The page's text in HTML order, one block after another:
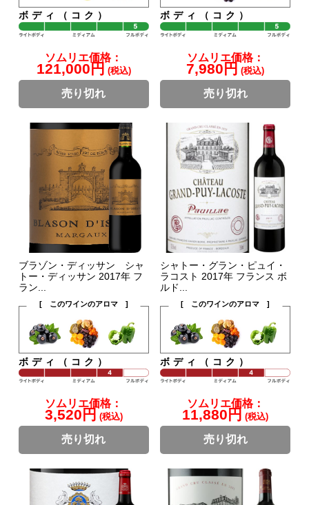
ボディ（コク）
ソムリエ価格：
121,000円 (税込)
売り切れ
ボディ（コク）
ソムリエ価格：
7,980円 (税込)
売り切れ
ブラゾン・ディッサン シャ
トー・ディッサン 2017年 フ
ラン...
[ このワインのアロマ ]
ボディ（コク）
ソムリエ価格：
3,520円 (税込)
売り切れ
シャトー・グラン・ピュイ・
ラコスト 2017年 フランス ボ
ルド...
[ このワインのアロマ ]
ボディ（コク）
ソムリエ価格：
11,880円 (税込)
売り切れ